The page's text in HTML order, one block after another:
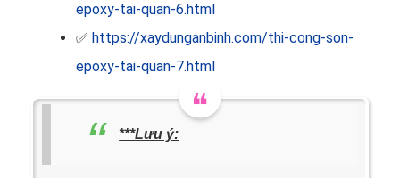
epoxy-tai-quan-6.html
✅ https://xaydunganbinh.com/thi-cong-son-
epoxy-tai-quan-7.html
***Lưu ý: